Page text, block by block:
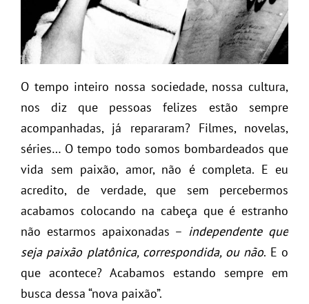
O tempo inteiro nossa sociedade, nossa cultura,
nos diz que pessoas felizes estão sempre
acompanhadas, já repararam? Filmes, novelas,
séries… O tempo todo somos bombardeados que
vida sem paixão, amor, não é completa. E eu
acredito, de verdade, que sem percebermos
acabamos colocando na cabeça que é estranho
não estarmos apaixonadas – independente que
seja paixão platônica, correspondida, ou não. E o
que acontece? Acabamos estando sempre em
busca dessa “nova paixão”.